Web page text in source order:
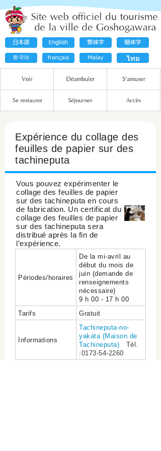
Expérience du collage des
feuilles de papier sur des
tachineputa
Vous pouvez expérimenter le
collage des feuilles de papier
sur des tachineputa en cours
de fabrication. Un certificat du
collage des feuilles de papier
sur des tachineputa sera
distribué après la fin de
l’expérience.
Périodes/horaires
De la mi-avril au
début du mois de
juin (demande de
renseignements
nécessaire)
9 h 00 - 17 h 00
Tarifs
Gratuit
Informations
Tachineputa-no-
yakata (Maison de
Tachineputa) Tél.
:0173-54‐2260